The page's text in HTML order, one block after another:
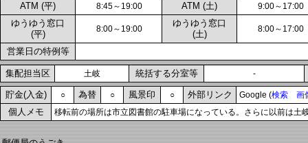
ATM (平) 8:45～19:00 ATM (土) 9:00～17:00
ゆうゆう窓口
(平)
8:00～19:00
ゆうゆう窓口
(土)
8:00～17:00
営業日の特例等
集配担当区 土岐 統括する分室等 -
貯金(入金) ○ 為替 ○ 風景印 ○ 外部リンク Google (検索 画
個人メモ 移転前の場所は市立図書館の駐車場になっている。さらに以前は土